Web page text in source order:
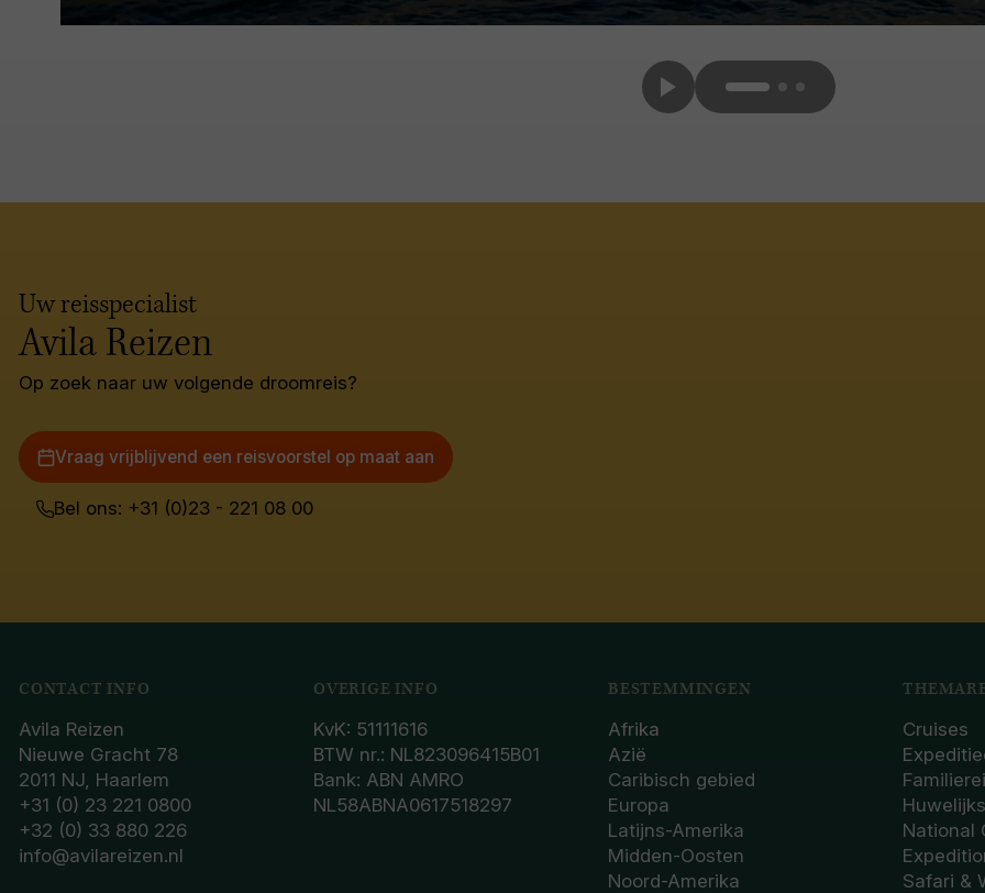
Uw reisspecialist
Avila Reizen
Op zoek naar uw volgende droomreis?
Vraag vrijblijvend een reisvoorstel op maat aan
Bel ons: +31 (0)23 - 221 08 00
CONTACT INFO
Avila Reizen
Nieuwe Gracht 78
2011 NJ, Haarlem
+31 (0) 23 221 0800
+32 (0) 33 880 226
info@avilareizen.nl
OVERIGE INFO
KvK: 51111616
BTW nr.: NL823096415B01
Bank: ABN AMRO
NL58ABNA0617518297
BESTEMMINGEN
Afrika
Azië
Caribisch gebied
Europa
Latijns-Amerika
Midden-Oosten
Noord-Amerika
Cruises
National
Safari &